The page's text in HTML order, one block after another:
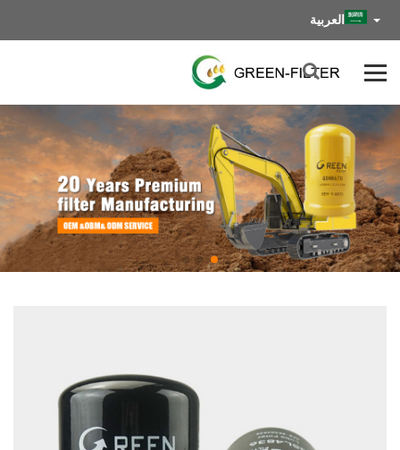
العربية